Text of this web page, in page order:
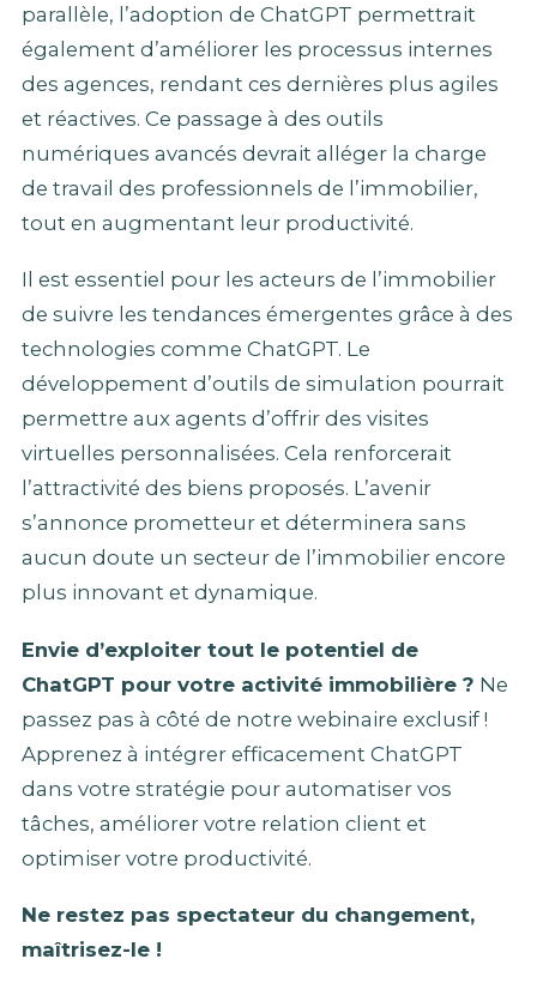
parallèle, l’adoption de ChatGPT permettrait
également d’améliorer les processus internes
des agences, rendant ces dernières plus agiles
et réactives. Ce passage à des outils
numériques avancés devrait alléger la charge
de travail des professionnels de l’immobilier,
tout en augmentant leur productivité.
Il est essentiel pour les acteurs de l’immobilier
de suivre les tendances émergentes grâce à des
technologies comme ChatGPT. Le
développement d’outils de simulation pourrait
permettre aux agents d’offrir des visites
virtuelles personnalisées. Cela renforcerait
l’attractivité des biens proposés. L’avenir
s’annonce prometteur et déterminera sans
aucun doute un secteur de l’immobilier encore
plus innovant et dynamique.
Envie d’exploiter tout le potentiel de
ChatGPT pour votre activité immobilière ? Ne
passez pas à côté de notre webinaire exclusif !
Apprenez à intégrer efficacement ChatGPT
dans votre stratégie pour automatiser vos
tâches, améliorer votre relation client et
optimiser votre productivité.
Ne restez pas spectateur du changement,
maîtrisez-le !